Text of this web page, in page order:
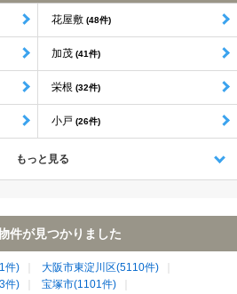
花屋敷 (48件)
加茂 (41件)
栄根 (32件)
小戸 (26件)
もっと見る
件が見つかりました
件)
大阪市東淀川区(5110件)
件)
宝塚市(1101件)